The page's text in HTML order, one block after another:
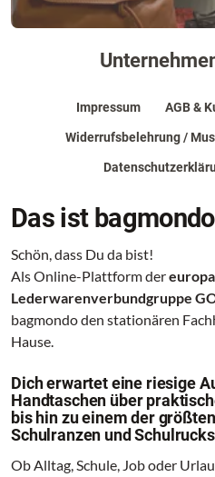
Impressum AGB &
Widerrufsbelehrung /
Das ist bagmondo
Schön, dass Du da bist!
Als Online-Plattform der
Lederwarenverbundgruppe
bagmondo den stationären
Hause.
Dich erwartet eine riesige
Handtaschen über
bis hin zu einem der
Schulranzen und
Ob Alltag, Schule, Job oder